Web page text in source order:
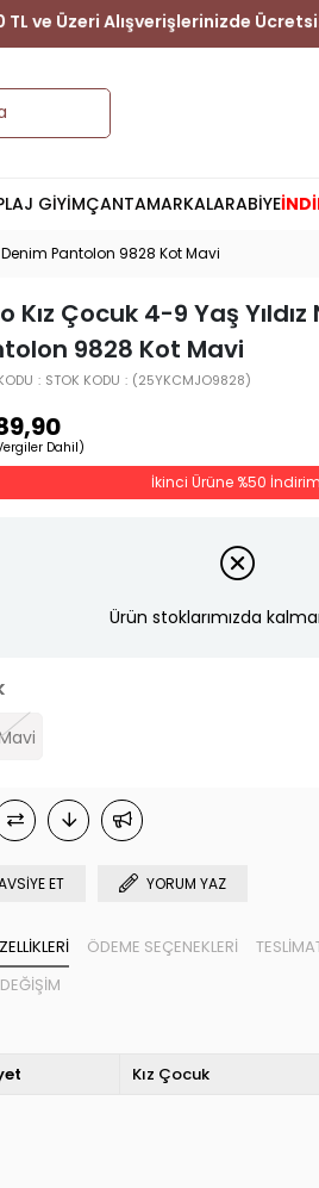
Kargo!🚚 1.500 TL ve Üzeri
GİYİMÇANTAMARKALARABİYE
Denim Pantolon 9828 Kot Mavi
Kız Çocuk 4-9 Yaş Yıldız
9828 Kot Mavi
(25YKCMJO9828)
STOK KODU
Dahil)
İkinci Ürüne %50
Ürün stoklarımızda
ET YORUM YAZ
ÖDEME SEÇENEKLERI
Kız Çocuk